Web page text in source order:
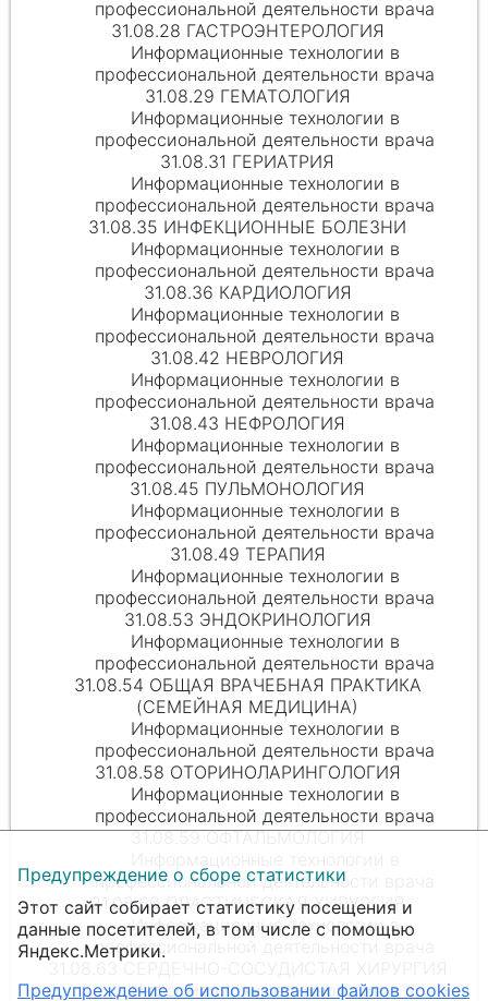
профессиональной деятельности врача
31.08.28 ГАСТРОЭНТЕРОЛОГИЯ
Информационные технологии в
профессиональной деятельности врача
31.08.29 ГЕМАТОЛОГИЯ
Информационные технологии в
профессиональной деятельности врача
31.08.31 ГЕРИАТРИЯ
Информационные технологии в
профессиональной деятельности врача
31.08.35 ИНФЕКЦИОННЫЕ БОЛЕЗНИ
Информационные технологии в
профессиональной деятельности врача
31.08.36 КАРДИОЛОГИЯ
Информационные технологии в
профессиональной деятельности врача
31.08.42 НЕВРОЛОГИЯ
Информационные технологии в
профессиональной деятельности врача
31.08.43 НЕФРОЛОГИЯ
Информационные технологии в
профессиональной деятельности врача
31.08.45 ПУЛЬМОНОЛОГИЯ
Информационные технологии в
профессиональной деятельности врача
31.08.49 ТЕРАПИЯ
Информационные технологии в
профессиональной деятельности врача
31.08.53 ЭНДОКРИНОЛОГИЯ
Информационные технологии в
профессиональной деятельности врача
31.08.54 ОБЩАЯ ВРАЧЕБНАЯ ПРАКТИКА
(СЕМЕЙНАЯ МЕДИЦИНА)
Информационные технологии в
профессиональной деятельности врача
31.08.58 ОТОРИНОЛАРИНГОЛОГИЯ
Информационные технологии в
профессиональной деятельности врача
31.08.59 ОФТАЛЬМОЛОГИЯ
профессиональной деятельности врача
31.08.60 ПЛАСТИЧЕСКАЯ ХИРУРГИЯ
Информационные технологии в
профессиональной деятельности врача
31.08.63 СЕРДЕЧНО-СОСУДИСТАЯ ХИРУРГИЯ
Информационные технологии в
Предупреждение о сборе статистики
Этот сайт собирает статистику посещения и
данные посетителей, в том числе с помощью
Яндекс.Метрики.
Предупреждение об использовании файлов cookies